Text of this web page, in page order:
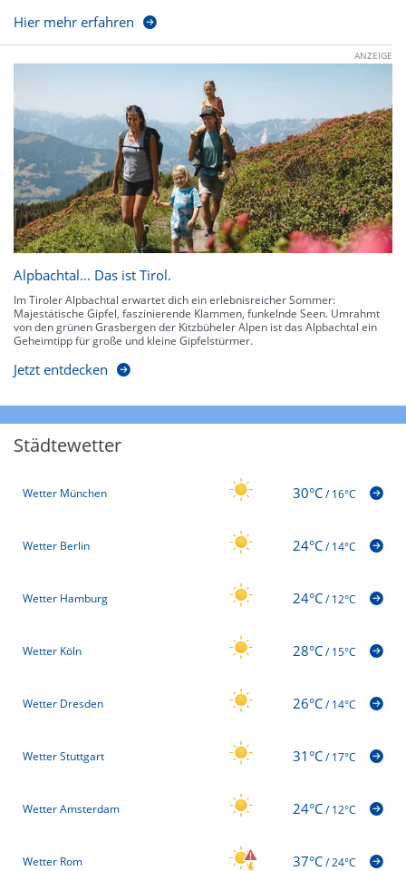
Hier mehr erfahren
ANZEIGE
Alpbachtal… Das ist Tirol.
Im Tiroler Alpbachtal erwartet dich ein erlebnisreicher Sommer:
Majestätische Gipfel, faszinierende Klammen, funkelnde Seen. Umrahmt
von den grünen Grasbergen der Kitzbüheler Alpen ist das Alpbachtal ein
Geheimtipp für große und kleine Gipfelstürmer.
Jetzt entdecken
Städtewetter
Wetter München 30°C/16°C
Wetter Berlin 24°C/14°C
Wetter Hamburg 24°C/12°C
Wetter Köln 28°C/15°C
Wetter Dresden 26°C/14°C
Wetter Stuttgart 31°C/17°C
Wetter Amsterdam 24°C/12°C
Wetter Rom 37°C/24°C